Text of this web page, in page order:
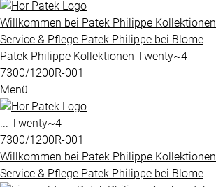
PATEK
PHILIPPE
Aquanaut
Calatrava
Golden
Gondolo
Grandes
Complications
UHREN
VINTAGE
SCHMUCK
BLOME
SERVICE
Willkommen bei Patek Philippe Kollektionen
Service & Pflege Patek Philippe bei Blome
Patek Philippe Kollektionen Twenty~4
7300/1200R-001
Menü
... Twenty~4
7300/1200R-001
Willkommen bei Patek Philippe Kollektionen
Service & Pflege Patek Philippe bei Blome